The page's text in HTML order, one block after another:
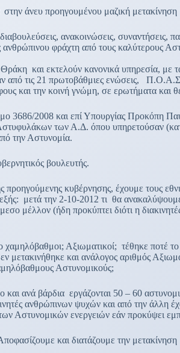
άνευ προηγουμένου μαζική μετακίνηση
ανακοινώσεις, συναντήσεις,
φράχτη από τους καλύτερους
και εκτελούν κανονικά υπηρεσία, με
από τις 21 πρωτοβάθμιες ενώσεις,
και την κοινή γνώμη, σε ερωτήματα και
3686/2008 και επί Υπουργίας Προκόπη
των Α.Δ. όπου υπηρετούσαν
την Αστυνομία.
βουλευτής.
κυβέρνησης, έχουμε τους
μετά την 2-10-2012 τι θα
μέλλον (ήδη προκύπτει διότι η
Αξιωματικοί; τέθηκε ποτέ
και ανάλογος αριθμός
Αστυνομικούς;
ανά βάρδια εργάζονται 50 – 60
ανθρώπινων ψυχών και από την
Αστυνομικών ενεργειών εάν
και διατάζουμε την